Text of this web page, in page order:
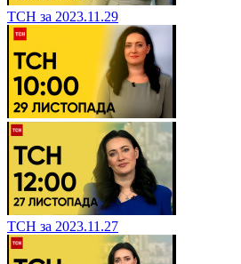
ТСН за 2023.11.29
ТСН за 2023.11.27